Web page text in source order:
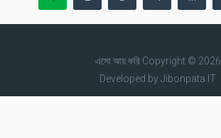
pagination
এসো আয় করিCopyright © 2026.
Developed byJibonpata IT